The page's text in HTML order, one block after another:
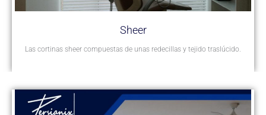
Sheer
Las cortinas sheer compuestas de unas redecillas y tejido traslúcido.